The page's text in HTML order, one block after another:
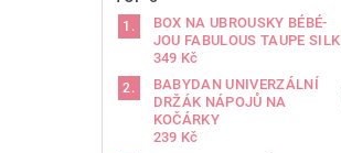
BOX NA UBROUSKY BÉBÉ-
JOU FABULOUS TAUPE SILK
349 Kč
BABYDAN UNIVERZÁLNÍ
DRŽÁK NÁPOJŮ NA
KOČÁRKY
239 Kč